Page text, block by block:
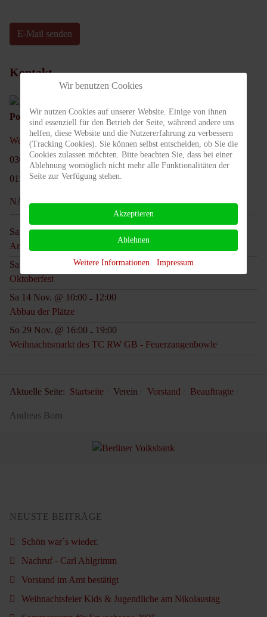
E-Mail senden
Kontakt
Position: IT Beauftragter & Webmaster
Webmaster@tc-rotweiss-grossbeeren.de
030 84313771
01515 4082449
NÄCHSTE TERMINE
Sa 05 Sep. @ 09:00-13:00
Arbeitseinsatz
Sa 17 Okt. @ 13:00-20:00
Oktoberfest
Sa 14 Nov. @ 10:00 - 12:00
Abbau der Plätze
So 29 Nov. @ 16:00 - 19:00
Weihnachtsmarkt des TC RW GB - Feuerzangenbowle
Aktuelle Seite: Startseite Verein Vorstand Beauftragte
Andreas Born
NEUSTE BEITRÄGE
Schön war´s wieder.
Nachruf - Carl Ahlgrimm
Vorstand im Amt bestätigt
Weihnachtsfeier Kids & Jugendliche am Nikolaustag
Wir benutzen Cookies
Wir nutzen Cookies auf unserer Website. Einige von ihnen
sind essenziell für den Betrieb der Seite, während andere uns
helfen, diese Website und die Nutzererfahrung zu verbessern
(Tracking Cookies). Sie können selbst entscheiden, ob Sie die
Cookies zulassen möchten. Bitte beachten Sie, dass bei einer
Ablehnung womöglich nicht mehr alle Funktionalitäten der
Seite zur Verfügung stehen.
Akzeptieren
Ablehnen
Weitere Informationen Impressum